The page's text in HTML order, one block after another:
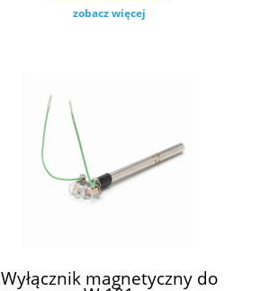
zobacz więcej
Wyłącznik magnetyczny do